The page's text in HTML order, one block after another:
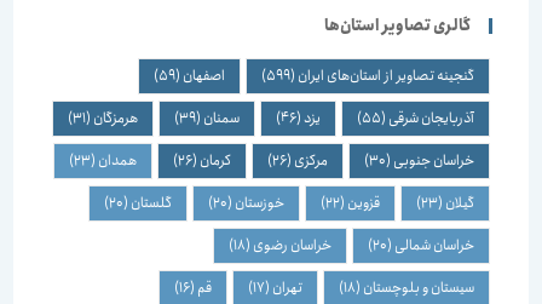
گالری تصاویر استان‌ها
گنجینه تصاویر از استان‌های ایران(599) اصفهان(59)
آذربایجان شرقی(55)
(46) سمنان(39) هرمزگان(31)
خراسان جنوبی(30) مرکزی(26) کرمان(26) همدان(23)
گیلان(23) قزوین(22) خوزستان(20) گلستان(20)
خراسان شمالی(20) خراسان رضوی(18)
سیستان و بلوچستان(18) تهران(17)
(16)